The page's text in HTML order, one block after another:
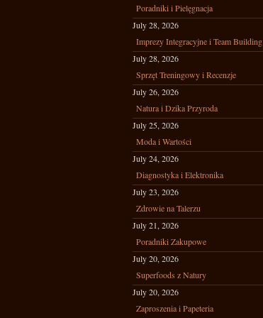
Poradniki i Pielęgnacja
July 28, 2026
Imprezy Integracyjne i Team Building
July 28, 2026
Sprzęt Treningowy i Recenzje
July 26, 2026
Natura i Dzika Przyroda
July 25, 2026
Moda i Wartości
July 24, 2026
Diagnostyka i Elektronika
July 23, 2026
Zdrowie na Talerzu
July 21, 2026
Poradniki Zakupowe
July 20, 2026
Superfoods z Natury
July 20, 2026
Zaproszenia i Papeteria